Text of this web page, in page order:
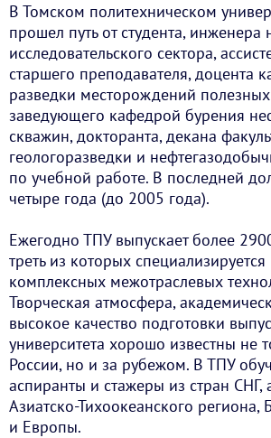
В Томском политехническом
прошел путь от студента, инженера
исследовательского сектора,
старшего преподавателя, доцента
разведки месторождений
заведующего кафедрой бурения
скважин, докторанта, декана
геологоразведки и
по учебной работе. В последней
четыре года (до 2005 года).
Ежегодно ТПУ выпускает более
треть из которых
комплексных межотраслевых
Творческая атмосфера,
высокое качество подготовки
университета хорошо известны не
России, но и за рубежом. В ТПУ
аспиранты и стажеры из стран СНГ,
Азиатско-Тихоокеанского региона,
и Европы.